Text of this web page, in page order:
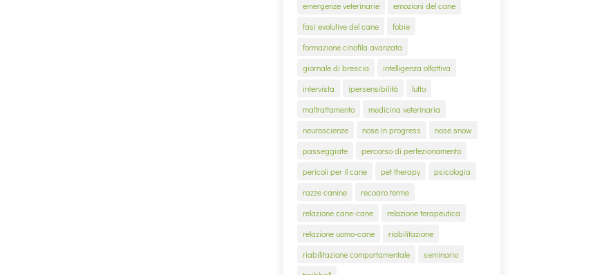
emergenze veterinarie
emozioni del cane
fasi evolutive del cane
fobie
formazione cinofila avanzata
giornale di brescia
intelligenza olfattiva
intervista
ipersensibilità
lutto
maltrattamento
medicina veterinaria
neuroscienze
nose in progress
nose snow
passeggiate
percorso di perfezionamento
pericoli per il cane
pet therapy
psicologia
razze canine
recoaro terme
relazione cane-cane
relazione terapeutica
relazione uomo-cane
riabilitazione
riabilitazione comportamentale
seminario